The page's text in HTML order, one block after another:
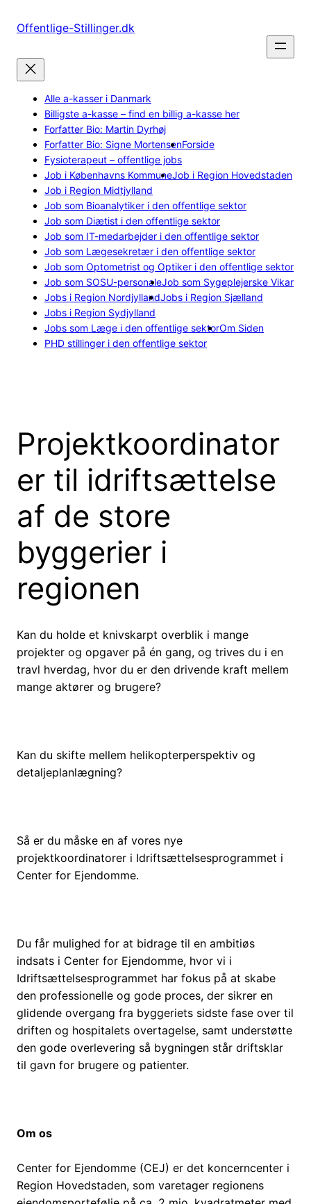
Offentlige-Stillinger.dk
Alle a-kasser i Danmark
Billigste a-kasse – find en billig a-kasse her
Forfatter Bio: Martin Dyrhøj
Forfatter Bio: Signe MortensenForside
Fysioterapeut – offentlige jobs
Job i Københavns KommuneJob i Region Hovedstaden
Job i Region Midtjylland
Job som Bioanalytiker i den offentlige sektor
Job som Diætist i den offentlige sektor
Job som IT-medarbejder i den offentlige sektor
Job som Lægesekretær i den offentlige sektor
Job som Optometrist og Optiker i den offentlige sektor
Job som SOSU-personaleJob som Sygeplejerske Vikar
Jobs i Region NordjyllandJobs i Region Sjælland
Jobs i Region Sydjylland
Jobs som Læge i den offentlige sektorOm Siden
PHD stillinger i den offentlige sektor
Projektkoordinator
er til idriftsættelse
af de store
byggerier i
regionen
Kan du holde et knivskarpt overblik i mange
projekter og opgaver på én gang, og trives du i en
travl hverdag, hvor du er den drivende kraft mellem
mange aktører og brugere?
Kan du skifte mellem helikopterperspektiv og
detaljeplanlægning?
Så er du måske en af vores nye
projektkoordinatorer i Idriftsættelsesprogrammet i
Center for Ejendomme.
Du får mulighed for at bidrage til en ambitiøs
indsats i Center for Ejendomme, hvor vi i
Idriftsættelsesprogrammet har fokus på at skabe
den professionelle og gode proces, der sikrer en
glidende overgang fra byggeriets sidste fase over til
driften og hospitalets overtagelse, samt understøtte
den gode overlevering så bygningen står driftsklar
til gavn for brugere og patienter.
Om os
Center for Ejendomme (CEJ) er det koncerncenter i
Region Hovedstaden, som varetager regionens